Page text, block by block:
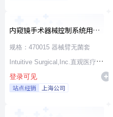
内窥镜手术器械控制系统用无
源器械和附件
规格：470015 器械臂无菌套
Intuitive Surgical,Inc.直观医疗公
司
登录可见
站点经销 上海公司